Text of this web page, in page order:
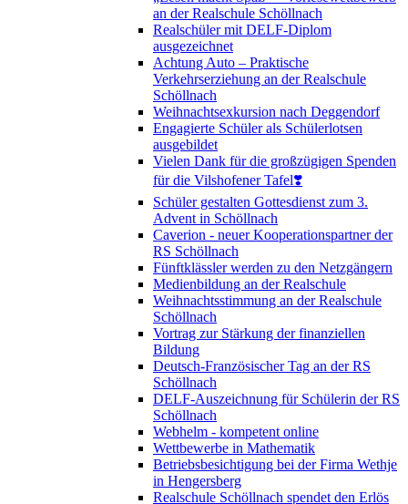
an der Realschule Schöllnach
Realschüler mit DELF-Diplom
ausgezeichnet
Achtung Auto – Praktische
Verkehrserziehung an der Realschule
Schöllnach
Weihnachtsexkursion nach Deggendorf
Engagierte Schüler als Schülerlotsen
ausgebildet
Vielen Dank für die großzügigen Spenden
für die Vilshofener Tafel❣️
Schüler gestalten Gottesdienst zum 3.
Advent in Schöllnach
Caverion - neuer Kooperationspartner der
RS Schöllnach
Fünftklässler werden zu den Netzgängern
Medienbildung an der Realschule
Weihnachtsstimmung an der Realschule
Schöllnach
Vortrag zur Stärkung der finanziellen
Bildung
Deutsch-Französischer Tag an der RS
Schöllnach
DELF-Auszeichnung für Schülerin der RS
Schöllnach
Webhelm - kompetent online
Wettbewerbe in Mathematik
Betriebsbesichtigung bei der Firma Wethje
in Hengersberg
Realschule Schöllnach spendet den Erlös